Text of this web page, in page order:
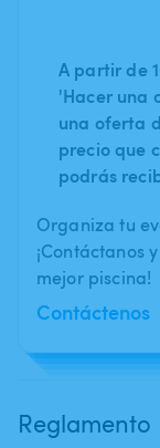
A partir de
'Hacer una
una oferta
precio que
podrás
Organiza tu
¡Contáctanos
mejor piscina!
Contáctenos
Reglamento